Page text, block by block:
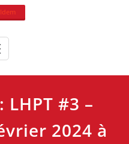
LHPT #3 –
2024 à